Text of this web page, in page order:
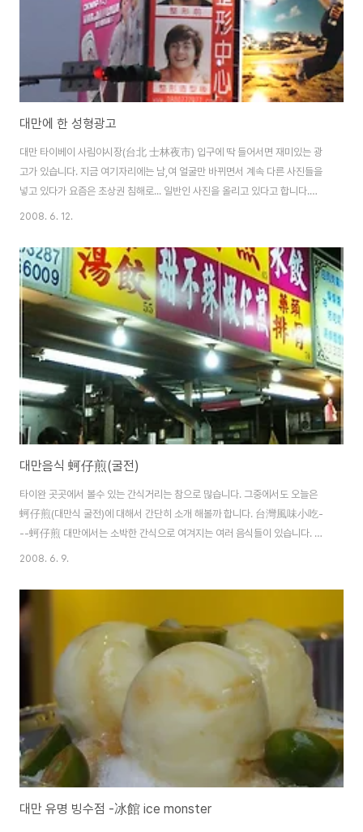
대만에 한 성형광고
대만 타이베이 사림야시장(台北 士林夜市) 입구에 딱 들어서면 재미있는 광
고가 있습니다. 지금 여기자리에는 남,여 얼굴만 바뀌면서 계속 다른 사진들을
넣고 있다가 요즘은 초상권 침해로... 일반인 사진을 올리고 있다고 합니다.
(07년도 하반기 부터..ㅋㅋ) 그냥 생각나서 올려봐용... ★ 중국, 대만에서는 성
2008. 6. 12.
대만음식 蚵仔煎(굴전)
타이완 곳곳에서 볼수 있는 간식거리는 참으로 많습니다. 그중에서도 오늘은
蚵仔煎(대만식 굴전)에 대해서 간단히 소개 해볼까 합니다. 台灣風味小吃-
--蚵仔煎 대만에서는 소박한 간식으로 여겨지는 여러 음식들이 있습니다. 臭
豆腐，蚵仔煎，등등 가격대는 보통 NT 35~50 정도.. 특히 밤에도 야시장
침집이 있고, 저녁5시쯤 문을 열어 새벽6시까지 영업하는 야참집도 있습니다.
밤에 출출할땐 밖에 먹을거리가 유혹하곤 하는 곳이 바로 대만이 아닌가 싶네
요. 蚵仔煎 蚵仔煎（白話字：ô-á-chian），香港一般稱作「煎蠔餅」、
「蠔餅」或「蠔仔餅」，英語一般稱作「牡蠣蛋餅」（Oyster omelette），
是一種著名的臺灣及閩南、潮州小吃，係用新鮮的蠔（閩南語稱..
2008. 6. 9.
대만 유명 빙수점 -冰館 ice monster